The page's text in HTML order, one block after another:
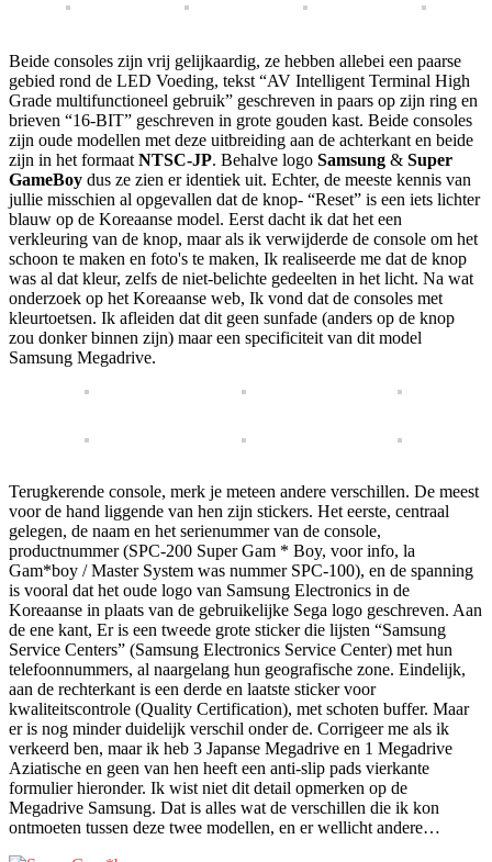
Beide consoles zijn vrij gelijkaardig, ze hebben allebei een paarse
gebied rond de LED Voeding, tekst “AV Intelligent Terminal High
Grade multifunctioneel gebruik” geschreven in paars op zijn ring en
brieven “16-BIT” geschreven in grote gouden kast. Beide consoles
zijn oude modellen met deze uitbreiding aan de achterkant en beide
zijn in het formaat NTSC-JP. Behalve logo Samsung & Super
GameBoy dus ze zien er identiek uit. Echter, de meeste kennis van
jullie misschien al opgevallen dat de knop- “Reset” is een iets lichter
blauw op de Koreaanse model. Eerst dacht ik dat het een
verkleuring van de knop, maar als ik verwijderde de console om het
schoon te maken en foto's te maken, Ik realiseerde me dat de knop
was al dat kleur, zelfs de niet-belichte gedeelten in het licht. Na wat
onderzoek op het Koreaanse web, Ik vond dat de consoles met
kleurtoetsen. Ik afleiden dat dit geen sunfade (anders op de knop
zou donker binnen zijn) maar een specificiteit van dit model
Samsung Megadrive.
Terugkerende console, merk je meteen andere verschillen. De meest
voor de hand liggende van hen zijn stickers. Het eerste, centraal
gelegen, de naam en het serienummer van de console,
productnummer (SPC-200 Super Gam * Boy, voor info, la
Gam*boy / Master System was nummer SPC-100), en de spanning
is vooral dat het oude logo van Samsung Electronics in de
Koreaanse in plaats van de gebruikelijke Sega logo geschreven. Aan
de ene kant, Er is een tweede grote sticker die lijsten “Samsung
Service Centers” (Samsung Electronics Service Center) met hun
telefoonnummers, al naargelang hun geografische zone. Eindelijk,
aan de rechterkant is een derde en laatste sticker voor
kwaliteitscontrole (Quality Certification), met schoten buffer. Maar
er is nog minder duidelijk verschil onder de. Corrigeer me als ik
verkeerd ben, maar ik heb 3 Japanse Megadrive en 1 Megadrive
Aziatische en geen van hen heeft een anti-slip pads vierkante
formulier hieronder. Ik wist niet dit detail opmerken op de
Megadrive Samsung. Dat is alles wat de verschillen die ik kon
ontmoeten tussen deze twee modellen, en er wellicht andere…